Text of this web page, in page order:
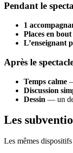
Pendant le
1
Places en
L’enseignant
Après le
Temps calme
Discussion
Dessin — un
Les
Les mêmes